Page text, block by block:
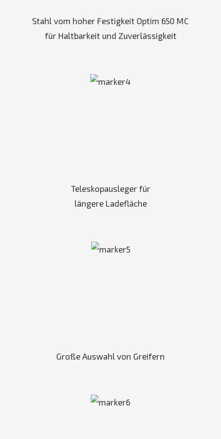
Stahl vom hoher Festigkeit Optim 650 MC
für Haltbarkeit und Zuverlässigkeit
Teleskopausleger für
längere Ladefläche
Große Auswahl von Greifern